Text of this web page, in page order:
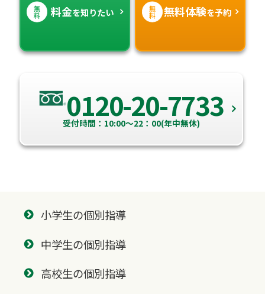
無
料 料金を知りたい 無
料 無料体験を予約
0120-20-7733
受付時間：10:00～22：00(年中無休)
小学生の個別指導
中学生の個別指導
高校生の個別指導